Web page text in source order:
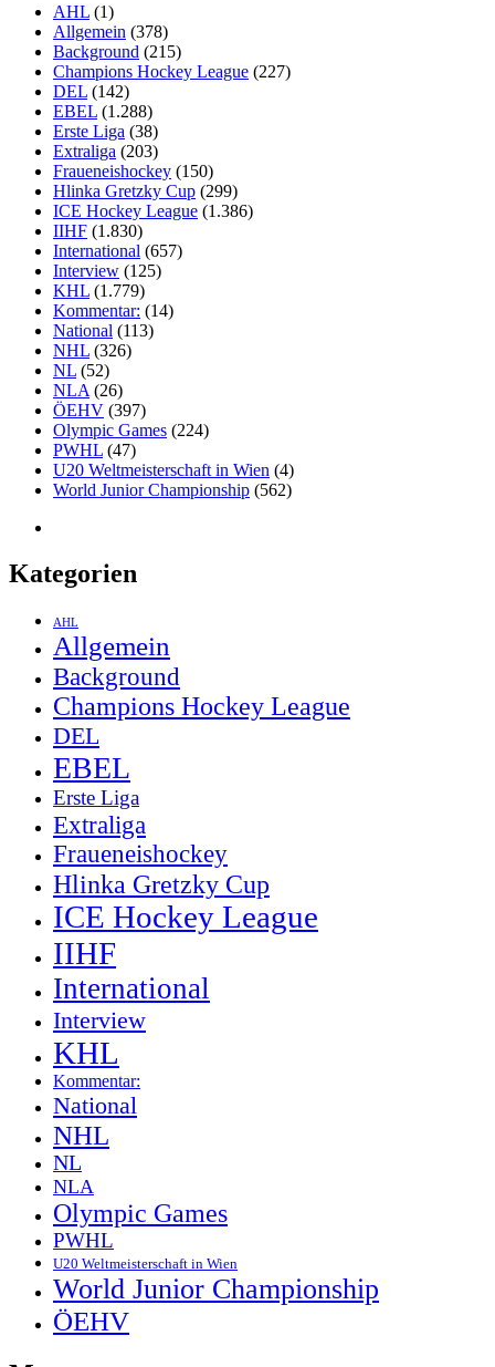
AHL (1)
Allgemein (378)
Background (215)
Champions Hockey League (227)
DEL (142)
EBEL (1.288)
Erste Liga (38)
Extraliga (203)
Fraueneishockey (150)
Hlinka Gretzky Cup (299)
ICE Hockey League (1.386)
IIHF (1.830)
International (657)
Interview (125)
KHL (1.779)
Kommentar: (14)
National (113)
NHL (326)
NL (52)
NLA (26)
ÖEHV (397)
Olympic Games (224)
PWHL (47)
U20 Weltmeisterschaft in Wien (4)
World Junior Championship (562)
Kategorien
AHL
Allgemein
Background
Champions Hockey League
DEL
EBEL
Erste Liga
Extraliga
Fraueneishockey
Hlinka Gretzky Cup
ICE Hockey League
IIHF
International
Interview
KHL
Kommentar:
National
NHL
NL
NLA
Olympic Games
PWHL
U20 Weltmeisterschaft in Wien
World Junior Championship
ÖEHV